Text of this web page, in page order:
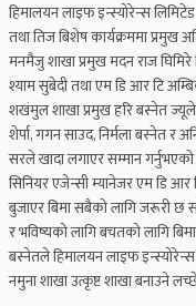
हिमालयन लाइफ इन्स्योरेन्स लिमिटेड
तथा तिज बिशेष कार्यक्रममा प्रमुख
मनमैजु शाखा प्रमुख मदन राज घिमिरे
श्याम सुबेदी तथा एम डि आर टि
शखंमुल शाखा प्रमुख हरि बस्नेत ज्यूले
शेर्पा, गगन साउद, निर्मला बस्नेत र
सरले‌ खादा लगाएर सम्मान
सिनियर एजेन्सी म्यानेजर एम डि
बुजाएर बिमा सबैको लागि जरूरी छ
र भविष्यको लागि बचतको लागि
बस्नेतले हिमालयन लाइफ
नमुना शाखा उत्कृष्ट शाखा बनाउने